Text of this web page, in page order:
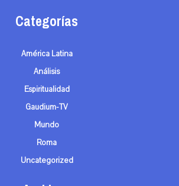
Categorías
América Latina
Análisis
Espiritualidad
Gaudium-TV
Mundo
Roma
Uncategorized